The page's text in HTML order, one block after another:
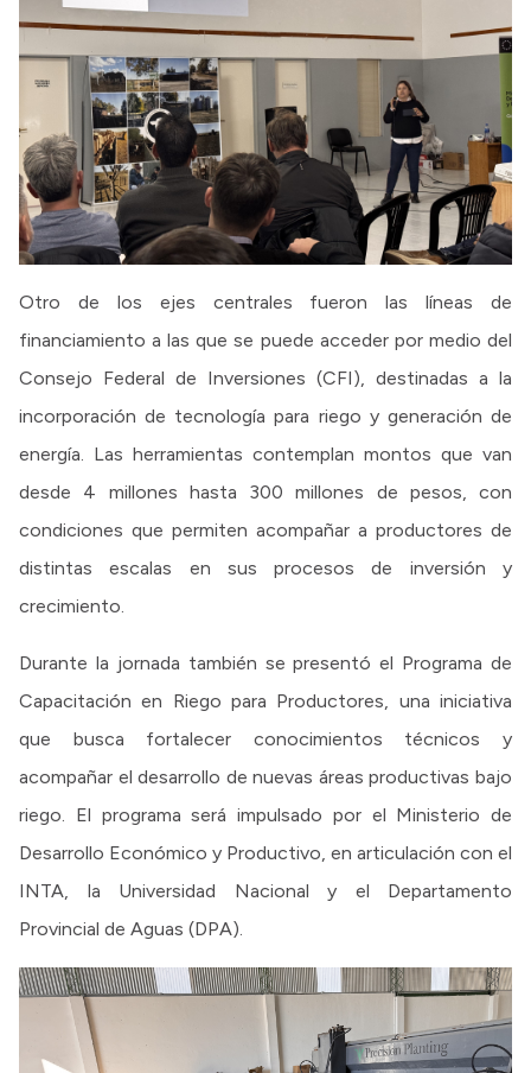
Otro de los ejes centrales fueron las líneas de
financiamiento a las que se puede acceder por medio del
Consejo Federal de Inversiones (CFI), destinadas a la
incorporación de tecnología para riego y generación de
energía. Las herramientas contemplan montos que van
desde 4 millones hasta 300 millones de pesos, con
condiciones que permiten acompañar a productores de
distintas escalas en sus procesos de inversión y
crecimiento.
Durante la jornada también se presentó el Programa de
Capacitación en Riego para Productores, una iniciativa
que busca fortalecer conocimientos técnicos y
acompañar el desarrollo de nuevas áreas productivas bajo
riego. El programa será impulsado por el Ministerio de
Desarrollo Económico y Productivo, en articulación con el
INTA, la Universidad Nacional y el Departamento
Provincial de Aguas (DPA).